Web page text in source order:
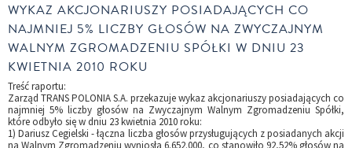
WYKAZ AKCJONARIUSZY POSIADAJĄCYCH CO
NAJMNIEJ 5% LICZBY GŁOSÓW NA ZWYCZAJNYM
WALNYM ZGROMADZENIU SPÓŁKI W DNIU 23
KWIETNIA 2010 ROKU
Treść raportu:
Zarząd TRANS POLONIA S.A. przekazuje wykaz akcjonariuszy posiadających co
najmniej 5% liczby głosów na Zwyczajnym Walnym Zgromadzeniu Spółki,
które odbyło się w dniu 23 kwietnia 2010 roku:
1) Dariusz Cegielski - łączna liczba głosów przysługujących z posiadanych akcji
na Walnym Zgromadzeniu wyniosła 6.652.000, co stanowiło 92,52% głosów na